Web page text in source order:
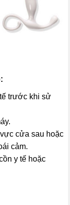
:
trước khi sử
cửa sau hoặc
cảm.
y tế hoặc